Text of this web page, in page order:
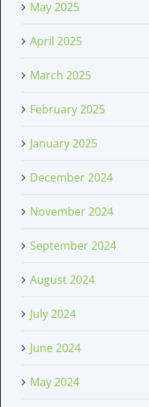
May 2025
April 2025
March 2025
February 2025
January 2025
December 2024
November 2024
September 2024
August 2024
July 2024
June 2024
May 2024